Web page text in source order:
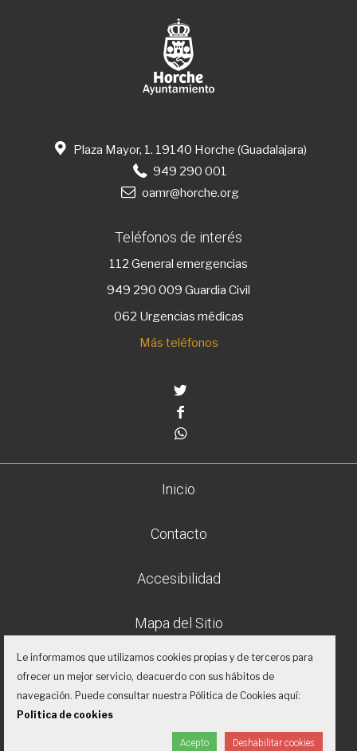
Plaza Mayor, 1. 19140 Horche (Guadalajara)
949 290 001
oamr@horche.org
Teléfonos de interés
112 General emergencias
949 290 009 Guardia Civil
062 Urgencias médicas
Más teléfonos
Inicio
Contacto
Accesibilidad
Mapa del Sitio
Aviso legal
Política de privacidad
Le informamos que utilizamos cookies propias y de terceros para
ofrecer un mejor servicio, deacuerdo con sus hábitos de
navegación. Puede consultar nuestra Pólitica de Cookies aquí:
Política de cookies
Acepto Deshabilitar cookies